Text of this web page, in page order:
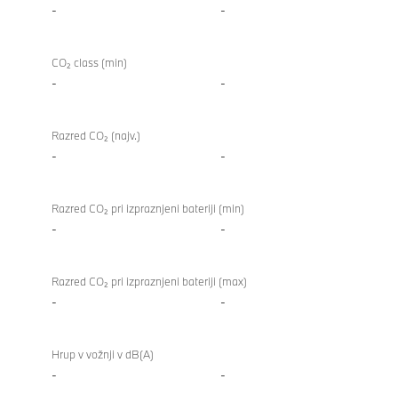
- -
CO₂ class (min)
- -
Razred CO₂ (najv.)
- -
Razred CO₂ pri izpraznjeni bateriji (min)
- -
Razred CO₂ pri izpraznjeni bateriji (max)
- -
Hrup v vožnji v dB(A)
- -